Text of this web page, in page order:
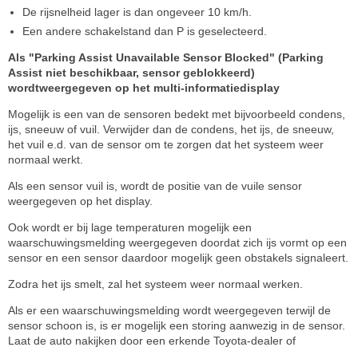
De rijsnelheid lager is dan ongeveer 10 km/h.
Een andere schakelstand dan P is geselecteerd.
Als "Parking Assist Unavailable Sensor Blocked" (Parking
Assist niet beschikbaar, sensor geblokkeerd)
wordtweergegeven op het multi-informatiedisplay
Mogelijk is een van de sensoren bedekt met bijvoorbeeld condens,
ijs, sneeuw of vuil. Verwijder dan de condens, het ijs, de sneeuw,
het vuil e.d. van de sensor om te zorgen dat het systeem weer
normaal werkt.
Als een sensor vuil is, wordt de positie van de vuile sensor
weergegeven op het display.
Ook wordt er bij lage temperaturen mogelijk een
waarschuwingsmelding weergegeven doordat zich ijs vormt op een
sensor en een sensor daardoor mogelijk geen obstakels signaleert.
Zodra het ijs smelt, zal het systeem weer normaal werken.
Als er een waarschuwingsmelding wordt weergegeven terwijl de
sensor schoon is, is er mogelijk een storing aanwezig in de sensor.
Laat de auto nakijken door een erkende Toyota-dealer of